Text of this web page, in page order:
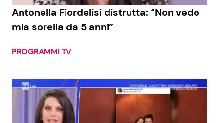
Contattaci
Pubblicità
Antonella Fiordelisi distrutta: “Non vedo
mia sorella da 5 anni”
PROGRAMMI TV